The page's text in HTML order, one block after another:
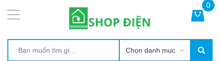
Chọn danh mục
0